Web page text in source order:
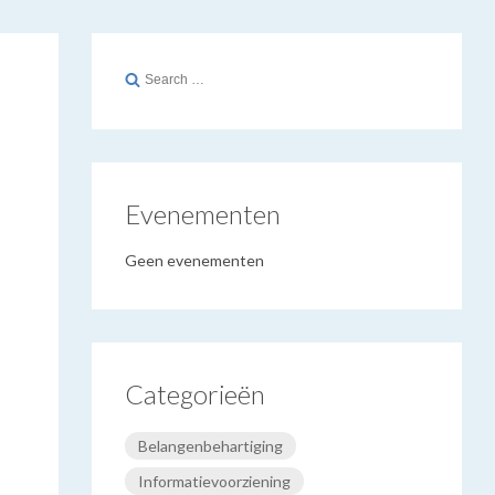
Search
Evenementen
Geen evenementen
Categorieën
Belangenbehartiging
Informatievoorziening